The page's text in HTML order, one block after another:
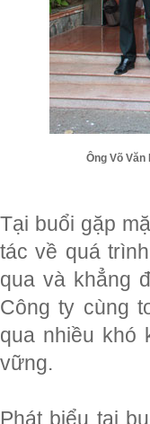
Ông Võ
Tại buổi gặp
tác về quá
qua và khẳng
Công ty cùng
qua nhiều khó
vững.
Phát biểu tại